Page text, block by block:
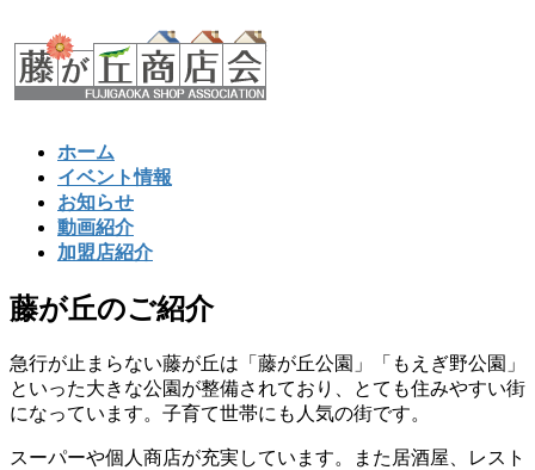
ン
テ
ビ
ゲ
ホーム
イベント情報
お知らせ
動画紹介
加盟店紹介
藤が丘のご紹介
急行が止まらない藤が丘は「藤が丘公園」「もえぎ野公園」
といった大きな公園が整備されており、とても住みやすい街
になっています。子育て世帯にも人気の街です。
スーパーや個人商店が充実しています。また居酒屋、レスト